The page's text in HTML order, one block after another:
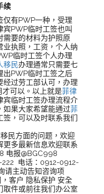
续
仅有PWP一种，受理
宾PWP临时工签也叫
需要的材料为护照原
业执照，工资，个人纳
临时工签个人办理
移民办理通常只需要七
出PWP临时工签之后
经过劳工部认可，办理
才可以。以上就是菲律
宾临时工签办理流程介
如果大家希望能通过菲
签，可以及时联系我们
民方面的问题，欢迎
更多最新信息欢迎联系
电报@BGC998
电话：0912-0912-
请主动告知咨询项
客户 隐私保护 安全
取件或前往我们办公室